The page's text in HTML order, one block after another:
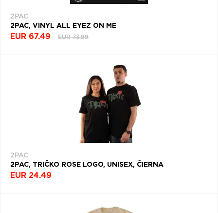
2PAC
2PAC, VINYL ALL EYEZ ON ME
EUR 67.49 EUR 73.99
2PAC
2PAC, TRIČKO ROSE LOGO, UNISEX, ČIERNA
EUR 24.49